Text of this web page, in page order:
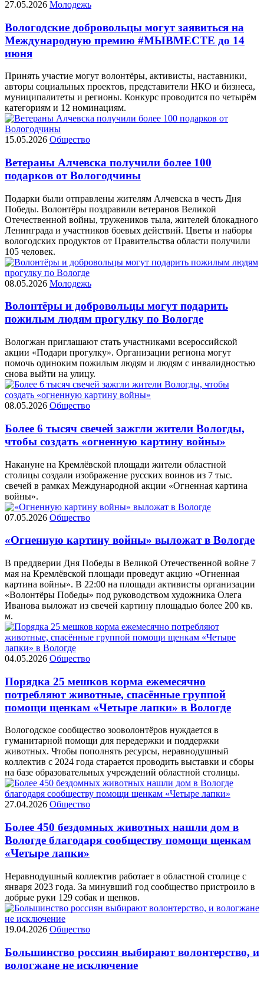
27.05.2026 Молодежь
Вологодские добровольцы могут заявиться на
Международную премию #МЫВМЕСТЕ до 14
июня
Принять участие могут волонтёры, активисты, наставники,
авторы социальных проектов, представители НКО и бизнеса,
муниципалитеты и регионы. Конкурс проводится по четырём
категориям и 12 номинациям.
15.05.2026 Общество
Ветераны Алчевска получили более 100
подарков от Вологодчины
Подарки были отправлены жителям Алчевска в честь Дня
Победы. Волонтёры поздравили ветеранов Великой
Отечественной войны, тружеников тыла, жителей блокадного
Ленинграда и участников боевых действий. Цветы и наборы
вологодских продуктов от Правительства области получили
105 человек.
08.05.2026 Молодежь
Волонтёры и добровольцы могут подарить
пожилым людям прогулку по Вологде
Вологжан приглашают стать участниками всероссийской
акции «Подари прогулку». Организации региона могут
помочь одиноким пожилым людям и людям с инвалидностью
снова выйти на улицу.
08.05.2026 Общество
Более 6 тысяч свечей зажгли жители Вологды,
чтобы создать «огненную картину войны»
Накануне на Кремлёвской площади жители областной
столицы создали изображение русских воинов из 7 тыс.
свечей в рамках Международной акции «Огненная картина
войны».
07.05.2026 Общество
«Огненную картину войны» выложат в Вологде
В преддверии Дня Победы в Великой Отечественной войне 7
мая на Кремлёвской площади проведут акцию «Огненная
картина войны». В 22:00 на площади активисты организации
«Волонтёры Победы» под руководством художника Олега
Иванова выложат из свечей картину площадью более 200 кв.
м.
04.05.2026 Общество
Порядка 25 мешков корма ежемесячно
потребляют животные, спасённые группой
помощи щенкам «Четыре лапки» в Вологде
Вологодское сообщество зооволонтёров нуждается в
гуманитарной помощи для передержки и поддержки
животных. Чтобы пополнять ресурсы, неравнодушный
коллектив с 2024 года старается проводить выставки и сборы
на базе образовательных учреждений областной столицы.
27.04.2026 Общество
Более 450 бездомных животных нашли дом в
Вологде благодаря сообществу помощи щенкам
«Четыре лапки»
Неравнодушный коллектив работает в областной столице с
января 2023 года. За минувший год сообщество пристроило в
добрые руки 129 собак и щенков.
19.04.2026 Общество
Большинство россиян выбирают волонтерство, и
вологжане не исключение